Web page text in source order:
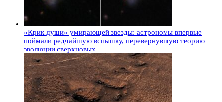
«Крик души» умирающей звезды: астрономы впервые
поймали редчайшую вспышку, перевернувшую теорию
эволюции сверхновых